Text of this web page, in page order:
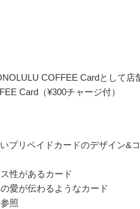
COFFEE Cardとして店
Card（¥300チャージ付）
プリペイドカードのデザイン&
性があるカード
愛が伝わるようなカード
照